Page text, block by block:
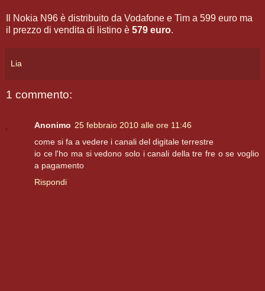
Il Nokia N96 è distribuito da Vodafone e Tim a 599 euro ma
il prezzo di vendita di listino è 579 euro.
Lia
1 commento:
Anonimo 25 febbraio 2010 alle ore 11:46
come si fa a vedere i canali del digitale terrestre
io ce l'ho ma si vedono solo i canali della tre fre o se voglio
a pagamento
Rispondi